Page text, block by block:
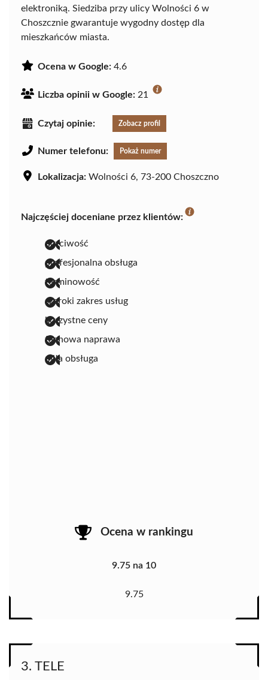
elektroniką. Siedziba przy ulicy Wolności 6 w
Choszcznie gwarantuje wygodny dostęp dla
mieszkańców miasta.
Ocena w Google: 4.6
Liczba opinii w Google: 21
Czytaj opinie: Zobacz profil
Numer telefonu: Pokaż numer
Lokalizacja: Wolności 6, 73-200 Choszczno
Najczęściej doceniane przez klientów:
uczciwość
profesjonalna obsługa
terminowość
szeroki zakres usług
korzystne ceny
fachowa naprawa
miła obsługa
Ocena w rankingu
9.75 na 10
9.75
3. TELE